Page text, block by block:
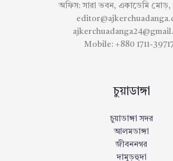
অফিস: সারা ভবন, একাডেমি মোড়,
Mobile: +880 1711-
চুয়াডাঙ্গা
চুয়াডাঙ্গা সদর
আলমডাঙ্গা
জীবননগর
দামুড়হুদা